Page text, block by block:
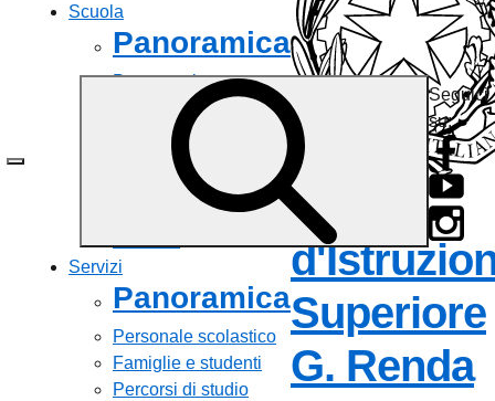
Scuola
Panoramica
Presentazione
Le persone
I numeri della scuola
Le carte della scuola
Organizzazione
Servizi
Panoramica
Personale scolastico
Famiglie e studenti
Percorsi di studio
Istituto
Superiore
G. Renda
Seguici
su: